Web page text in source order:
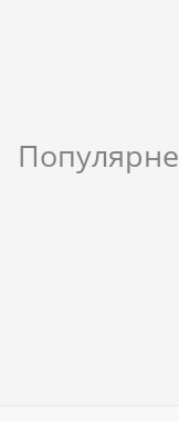
Популярне